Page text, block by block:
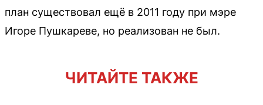
план существовал ещё в 2011 году при мэре
Игоре Пушкареве, но реализован не был.
ЧИТАЙТЕ ТАКЖЕ